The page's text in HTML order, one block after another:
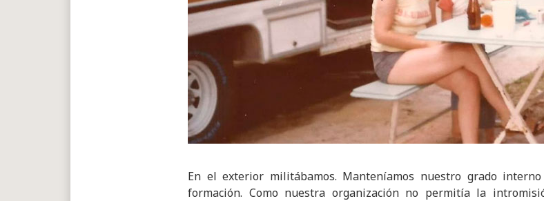
En el exterior militábamos. Manteníamos nuestro grado
formación. Como nuestra organización no permitía la